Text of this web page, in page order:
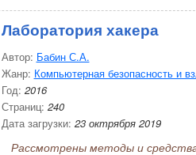
Лаборатория хакера
Автор: Бабин С.А.
Жанр: Компьютерная безопасность и
Год: 2016
Страниц: 240
Дата загрузки: 23 октрября 2019
Рассмотрены методы и